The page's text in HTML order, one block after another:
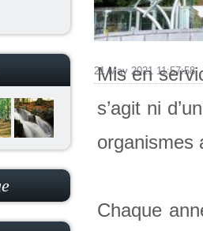
Mis en
s’agit ni
organismes
Chaque
21 May 2021 11:57:58